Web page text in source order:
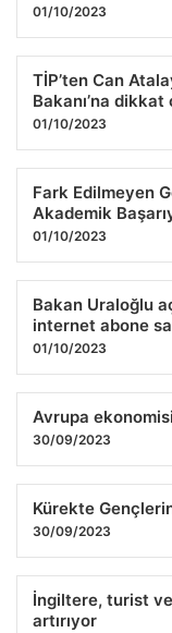
01/10/2023
TİP’ten Can
Bakanı’na dikkat
01/10/2023
Fark Edilmeyen
Akademik
01/10/2023
Bakan Uraloğlu
internet abone
01/10/2023
Avrupa
30/09/2023
Kürekte
30/09/2023
İngiltere, turist
artırıyor